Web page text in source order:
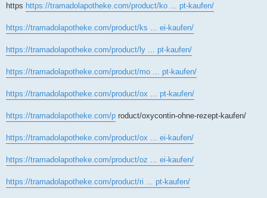
https https://tramadolapotheke.com/product/ko ... pt-kaufen/
https://tramadolapotheke.com/product/ks ... ei-kaufen/
https://tramadolapotheke.com/product/ly ... pt-kaufen/
https://tramadolapotheke.com/product/mo ... pt-kaufen/
https://tramadolapotheke.com/product/ox ... pt-kaufen/
https://tramadolapotheke.com/p roduct/oxycontin-ohne-rezept-kaufen/
https://tramadolapotheke.com/product/ox ... ei-kaufen/
https://tramadolapotheke.com/product/oz ... ei-kaufen/
https://tramadolapotheke.com/product/ri ... pt-kaufen/